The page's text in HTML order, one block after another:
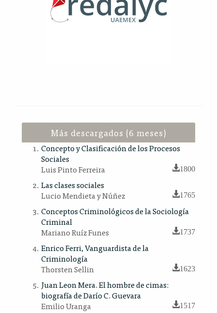
Más descargados (6 meses)
Concepto y Clasificación de los Procesos
Sociales
Luis Pinto Ferreira
1800
Las clases sociales
Lucio Mendieta y Núñez
1765
Conceptos Criminológicos de la Sociología
Criminal
Mariano Ruíz Funes
1737
Enrico Ferri, Vanguardista de la
Criminología
Thorsten Sellin
1623
Juan Leon Mera. El hombre de cimas:
biografía de Darío C. Guevara
Emilio Uranga
1517